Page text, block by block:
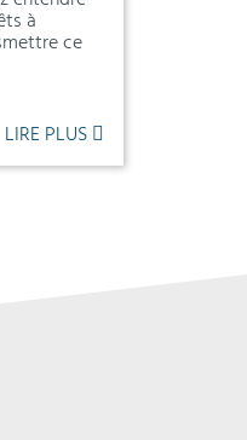
à
ce
LIRE PLUS